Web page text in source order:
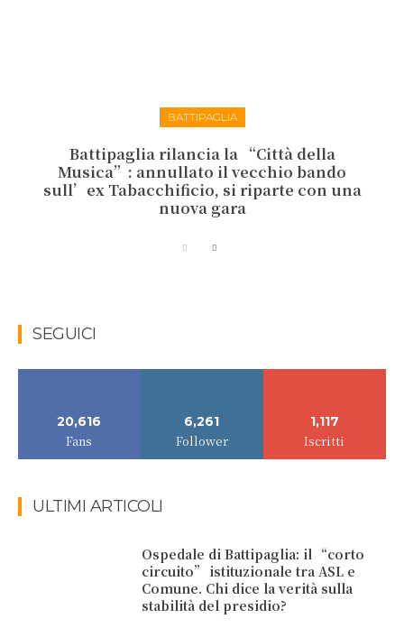
BATTIPAGLIA
Battipaglia rilancia la “Città della
Musica”: annullato il vecchio bando
sull’ex Tabacchificio, si riparte con una
nuova gara
SEGUICI
20,616
Fans
6,261
Follower
1,117
Iscritti
ULTIMI ARTICOLI
Ospedale di Battipaglia: il “corto
circuito” istituzionale tra ASL e
Comune. Chi dice la verità sulla
stabilità del presidio?